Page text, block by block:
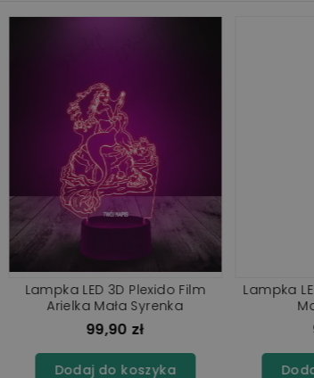
Lampka LED 3D Plexido Arielka
Mała Syrenka W Muszli
99,90 zł
Dodaj do koszyka